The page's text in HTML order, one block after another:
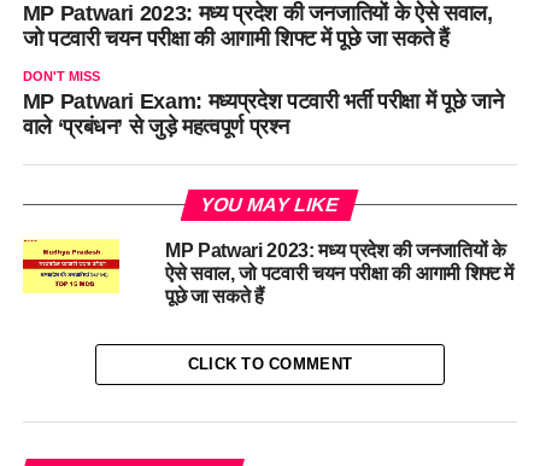
MP Patwari 2023: मध्य प्रदेश की जनजातियों के ऐसे सवाल,
जो पटवारी चयन परीक्षा की आगामी शिफ्ट में पूछे जा सकते हैं
DON'T MISS
MP Patwari Exam: मध्यप्रदेश पटवारी भर्ती परीक्षा में पूछे जाने
वाले ‘प्रबंधन’ से जुड़े महत्वपूर्ण प्रश्न
YOU MAY LIKE
MP Patwari 2023: मध्य प्रदेश की जनजातियों के
ऐसे सवाल, जो पटवारी चयन परीक्षा की आगामी शिफ्ट में
पूछे जा सकते हैं
CLICK TO COMMENT